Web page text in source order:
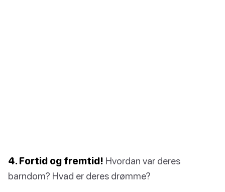
4. Fortid og fremtid! Hvordan var deres
barndom? Hvad er deres drømme?